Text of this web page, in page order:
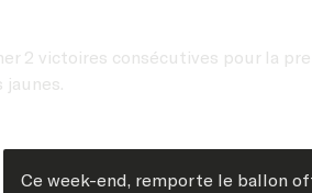
2 victoires consécutives pour la
Ce week-end, remporte le ballon